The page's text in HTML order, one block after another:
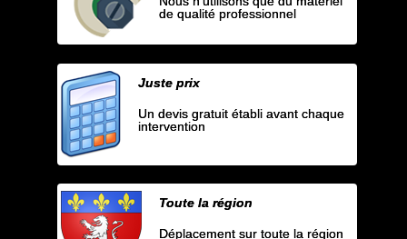
de qualité professionnel
Juste prix
Un devis gratuit établi avant chaque
intervention
Toute la région
Déplacement sur toute la région